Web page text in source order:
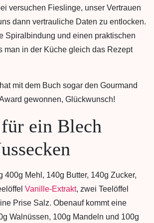
versuchen Fieslinge, unser Vertrauen
dann vertrauliche Daten zu entlocken.
Spiralbindung und einen praktischen
man in der Küche gleich das Rezept
mit dem Buch sogar den Gourmand
gewonnen, Glückwunsch!
ein Blech
400g Mehl, 140g Butter, 140g Zucker,
Vanille-Extrakt, zwei Teelöffel
Prise Salz. Obenauf kommt eine
Walnüssen, 100g Mandeln und 100g